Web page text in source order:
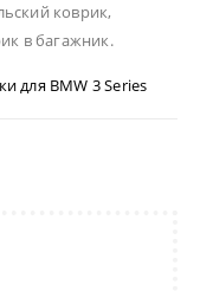
коврик,
в багажник.
для BMW 3 Series